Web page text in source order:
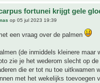
fortunei krijgt gele
op 05 jul 2023 19:39
een vraag over de palmen
(de inmiddels kleinere maar
zie je het wederom slecht op
die er tot nu toe uitkwamen
met het wekelijks toevoegen